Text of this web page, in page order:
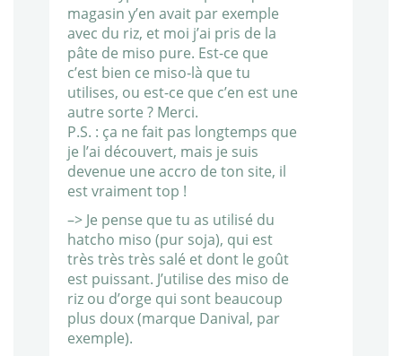
magasin y’en avait par exemple
avec du riz, et moi j’ai pris de la
pâte de miso pure. Est-ce que
c’est bien ce miso-là que tu
utilises, ou est-ce que c’en est une
autre sorte ? Merci.
P.S. : ça ne fait pas longtemps que
je l’ai découvert, mais je suis
devenue une accro de ton site, il
est vraiment top !
–> Je pense que tu as utilisé du
hatcho miso (pur soja), qui est
très très très salé et dont le goût
est puissant. J’utilise des miso de
riz ou d’orge qui sont beaucoup
plus doux (marque Danival, par
exemple).